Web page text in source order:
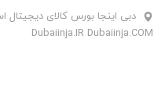
دبی اینجا بورس کالای دیجیتال
Dubaiinja.IR Dubaiinja.COM